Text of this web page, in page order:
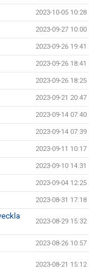
2023-10-05 10:28
2023-09-27 10:00
2023-09-26 19:41
2023-09-26 18:41
2023-09-26 18:25
2023-09-21 20:47
2023-09-14 07:40
2023-09-14 07:39
2023-09-11 10:17
2023-09-10 14:31
2023-09-04 12:25
2023-08-31 17:18
2023-08-29 15:32
2023-08-26 10:57
2023-08-21 15:12